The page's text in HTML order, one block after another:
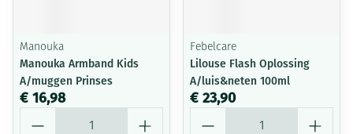
Manouka
Manouka Armband Kids
A/muggen Prinses
€ 16,98
Febelcare
Lilouse Flash Oplossing
A/luis&neten 100ml
€ 23,90